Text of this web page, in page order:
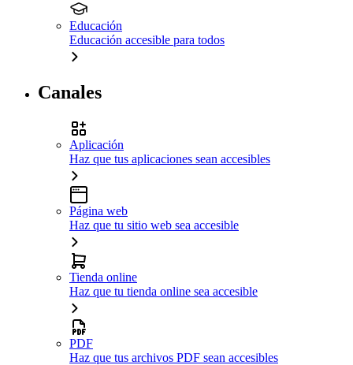
Educación
Educación accesible para todos
Canales
Aplicación
Haz que tus aplicaciones sean accesibles
Página web
Haz que tu sitio web sea accesible
Tienda online
Haz que tu tienda online sea accesible
PDF
Haz que tus archivos PDF sean accesibles